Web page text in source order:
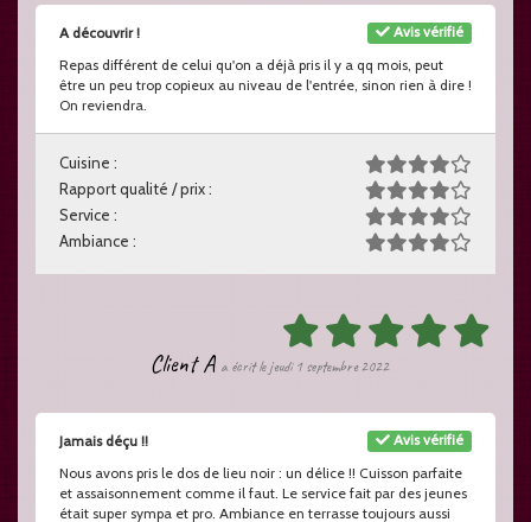
Avis vérifié
A découvrir !
Repas différent de celui qu'on a déjà pris il y a qq mois, peut
être un peu trop copieux au niveau de l'entrée, sinon rien à dire !
On reviendra.
Cuisine :
Rapport qualité / prix :
Service :
Ambiance :
Client A a écrit le jeudi 1 septembre 2022
Avis vérifié
Jamais déçu !!
Nous avons pris le dos de lieu noir : un délice !! Cuisson parfaite
et assaisonnement comme il faut. Le service fait par des jeunes
était super sympa et pro. Ambiance en terrasse toujours aussi